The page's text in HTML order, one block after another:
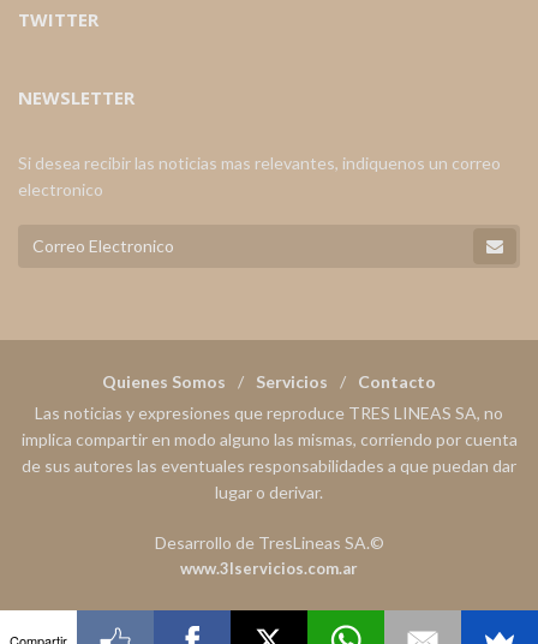
TWITTER
NEWSLETTER
Si desea recibir las noticias mas relevantes, indiquenos un correo
electronico
Quienes Somos Servicios
Contacto
Las noticias y expresiones que reproduce TRES LINEAS SA, no
implica compartir en modo alguno las mismas, corriendo por cuenta
de sus autores las eventuales responsabilidades a que puedan dar
lugar o derivar.
Desarrollo de TresLineas SA.©
www.3lservicios.com.ar
Compartir